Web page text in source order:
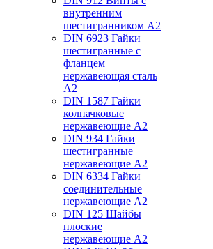
внутренним
шестигранником А2
DIN 6923 Гайки
шестигранные с
фланцем
нержавеющая сталь
А2
DIN 1587 Гайки
колпачковые
нержавеющие А2
DIN 934 Гайки
шестигранные
нержавеющие А2
DIN 6334 Гайки
соединительные
нержавеющие А2
DIN 125 Шайбы
плоские
нержавеющие А2